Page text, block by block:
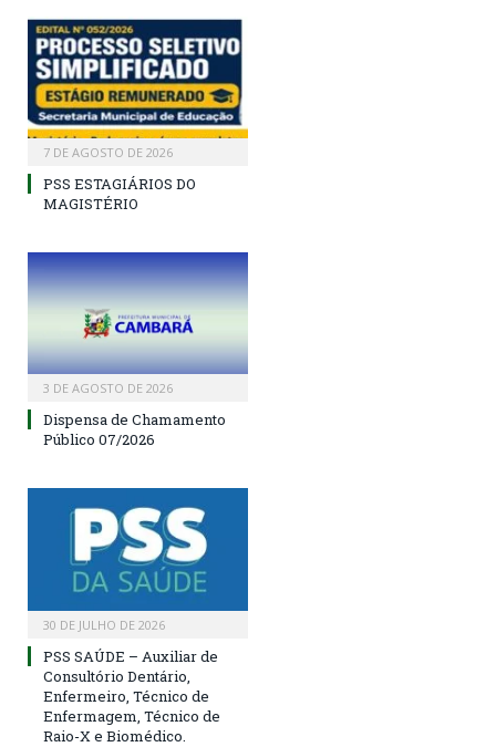
7 DE AGOSTO DE 2026
PSS ESTAGIÁRIOS DO
MAGISTÉRIO
3 DE AGOSTO DE 2026
Dispensa de Chamamento
Público 07/2026
30 DE JULHO DE 2026
PSS SAÚDE – Auxiliar de
Consultório Dentário,
Enfermeiro, Técnico de
Enfermagem, Técnico de
Raio-X e Biomédico.